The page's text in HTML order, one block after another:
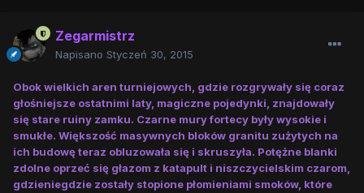
Zegarmistrz
Napisano Styczeń 30, 2015
Obok wielkich aren turniejowych, gdzie rozgrywały się coraz
głośniejsze ostatnimi laty, magiczne pojedynki, znajdowały
się stare ruiny zamku. Czarne mury fortecy były wysokie i
smukłe. Większość masywnych bloków granitu zużytych na
ich budowę teraz obluzowała się i skruszyła. Potężne blanki
zdolne oprzeć się głazom z katapult i niszczycielskim czarom,
gdzieniegdzie zostały stopione płomieniami smoków, które